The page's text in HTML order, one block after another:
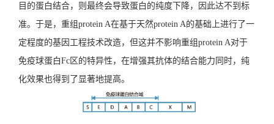
目的蛋白结合，则最终会导致蛋白的纯度下降，因此达不到标
准。于是，重组protein A在基于天然protein A的基础上进行了一
定程度的基因工程技术改造，但这并不影响重组protein A对于
免疫球蛋白Fc区的特异性，在增强其抗体的结合能力同时，纯
化效果也得到了显著地提高。